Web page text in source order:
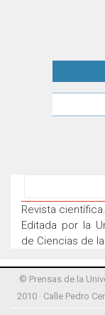
Revista
Editada por la
de Ciencias de
© Prensas de la
2010 · Calle Pedro